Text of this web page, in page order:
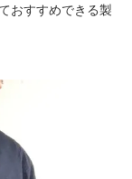
おすすめできる製